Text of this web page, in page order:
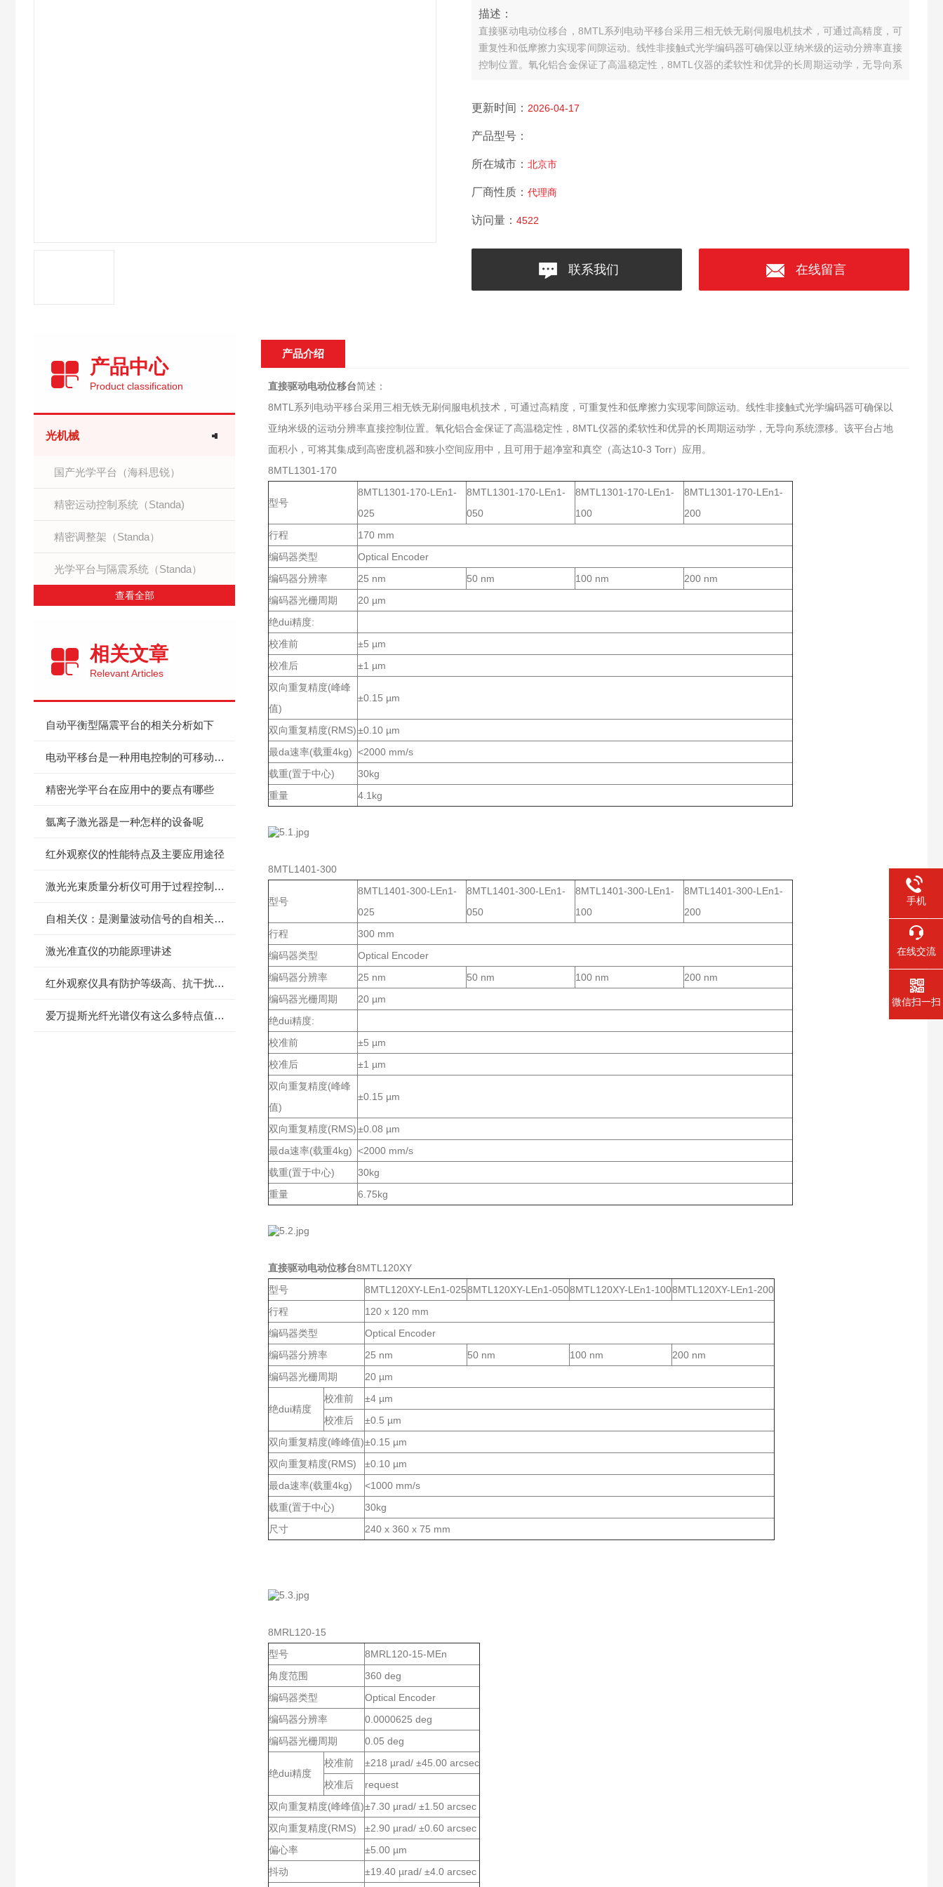
描述：
直接驱动电动位移台，8MTL系列电动平移台采用三相无铁无刷伺服电机技术，可通过高精度，可
重复性和低摩擦力实现零间隙运动。线性非接触式光学编码器可确保以亚纳米级的运动分辨率直接
控制位置。氧化铝合金保证了高温稳定性，8MTL仪器的柔软性和优异的长周期运动学，无导向系
更新时间： 2026-04-17
产品型号：
所在城市： 北京市
厂商性质： 代理商
访问量： 4522
联系我们 在线留言
产品中心
Product classification
光机械
国产光学平台（海科思锐）
精密运动控制系统（Standa)
精密调整架（Standa）
光学平台与隔震系统（Standa）
查看全部
相关文章
Relevant Articles
自动平衡型隔震平台的相关分析如下
电动平移台是一种用电控制的可移动平台
精密光学平台在应用中的要点有哪些
氩离子激光器是一种怎样的设备呢
红外观察仪的性能特点及主要应用途径
激光光束质量分析仪可用于过程控制和质量检验
自相关仪：是测量波动信号的自相关性仪器
激光准直仪的功能原理讲述
红外观察仪具有防护等级高、抗干扰能力强的特点
爱万提斯光纤光谱仪有这么多特点值得你选择，不来看看吗？
产品介绍
直接驱动电动位移台简述：
8MTL系列电动平移台采用三相无铁无刷伺服电机技术，可通过高精度，可重复性和低摩擦力实现零间隙运动。线性非接触式光学编码器可确保以
亚纳米级的运动分辨率直接控制位置。氧化铝合金保证了高温稳定性，8MTL仪器的柔软性和优异的长周期运动学，无导向系统漂移。该平台占地
面积小，可将其集成到高密度机器和狭小空间应用中，且可用于超净室和真空（高达10-3 Torr）应用。
8MTL1301-170
型号
8MTL1301-170-LEn1-
025
8MTL1301-170-LEn1-
050
8MTL1301-170-LEn1-
100
8MTL1301-170-LEn1-
200
行程
170 mm
编码器类型
Optical Encoder
编码器分辨率
25 nm 50 nm 100 nm
200 nm
编码器光栅周期
20 µm
绝dui精度:
校准前
±5 µm
校准后
±1 µm
双向重复精度(峰峰
值)
±0.15 µm
双向重复精度(RMS) ±0.10 µm
最da速率(载重4kg) <2000 mm/s
载重(置于中心)
30kg
重量
4.1kg
8MTL1401-300
型号
8MTL1401-300-LEn1-
025
8MTL1401-300-LEn1-
050
8MTL1401-300-LEn1-
100
8MTL1401-300-LEn1-
200
行程
300 mm
编码器类型
Optical Encoder
编码器分辨率
25 nm 50 nm 100 nm
200 nm
编码器光栅周期
20 µm
绝dui精度:
校准前
±5 µm
校准后
±1 µm
双向重复精度(峰峰
值)
±0.15 µm
双向重复精度(RMS) ±0.08 µm
最da速率(载重4kg) <2000 mm/s
载重(置于中心)
30kg
重量
6.75kg
直接驱动电动位移台8MTL120XY
型号
8MTL120XY-LEn1-0258MTL120XY-LEn1-0508MTL120XY-LEn1-1008MTL120XY-LEn1-200
行程
120 x 120 mm
编码器类型
Optical Encoder
编码器分辨率
25 nm 50 nm 100 nm
200 nm
编码器光栅周期
20 µm
绝dui精度
校准前
±4 µm
校准后
±0.5 µm
双向重复精度(峰峰值)±0.15 µm
双向重复精度(RMS)
±0.10 µm
最da速率(载重4kg)
<1000 mm/s
载重(置于中心)
30kg
尺寸
240 x 360 x 75 mm
8MRL120-15
型号
8MRL120-15-MEn
角度范围
360 deg
编码器类型
Optical Encoder
编码器分辨率
0.0000625 deg
编码器光栅周期
0.05 deg
绝dui精度
校准前
±218 µrad/ ±45.00 arcsec
校准后
request
双向重复精度(峰峰值)±7.30 µrad/ ±1.50 arcsec
双向重复精度(RMS)
±2.90 µrad/ ±0.60 arcsec
偏心率
±5.00 µm
抖动
±19.40 µrad/ ±4.0 arcsec
手机
在线交流
微信扫一扫